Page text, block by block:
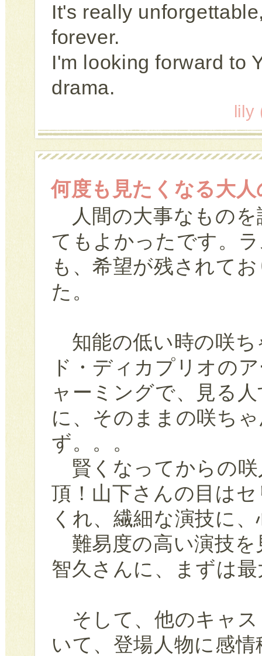
It's really
forever.
I'm looking forward to
drama.
lily
何度も見たくなる大
人間の大事なものを
てもよかったです。
も、希望が残されて
た。
知能の低い時の咲ち
ド・ディカプリオの
ャーミングで、見る
に、そのままの咲ち
ず。。。
賢くなってからの咲
頂！山下さんの目は
くれ、繊細な演技に
難易度の高い演技を
智久さんに、まずは
そして、他のキャス
いて、登場人物に感